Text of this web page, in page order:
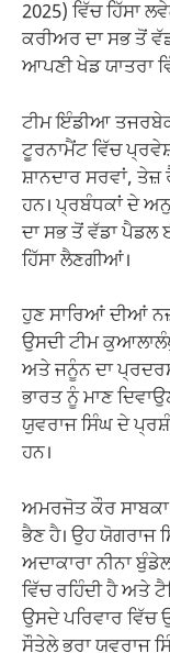
2025) ਵਿੱਚ ਹਿੱਸਾ
ਕਰੀਅਰ ਦਾ ਸਭ ਤੋਂ
ਆਪਣੀ ਖੇਡ ਯਾਤਰਾ
ਟੀਮ ਇੰਡੀਆ
ਟੂਰਨਾਮੈਂਟ ਵਿੱਚ
ਸ਼ਾਨਦਾਰ ਸਰਵਾਂ,
ਹਨ। ਪ੍ਰਬੰਧਕਾਂ ਦੇ
ਦਾ ਸਭ ਤੋਂ ਵੱਡਾ ਪੈਡਲ
ਹਿੱਸਾ ਲੈਣਗੀਆਂ।
ਹੁਣ ਸਾਰਿਆਂ ਦੀਆਂ
ਉਸਦੀ ਟੀਮ
ਅਤੇ ਜਨੂੰਨ ਦਾ
ਭਾਰਤ ਨੂੰ ਮਾਣ
ਯੁਵਰਾਜ ਸਿੰਘ ਦੇ
ਹਨ।
ਅਮਰਜੋਤ ਕੌਰ ਸਾਬਕਾ
ਭੈਣ ਹੈ। ਉਹ ਯੋਗਰਾਜ
ਅਦਾਕਾਰਾ ਨੀਨਾ
ਵਿੱਚ ਰਹਿੰਦੀ ਹੈ ਅਤੇ
ਉਸਦੇ ਪਰਿਵਾਰ ਵਿੱਚ
ਸੌਤੇਲੇ ਭਰਾ ਯੁਵਰਾਜ